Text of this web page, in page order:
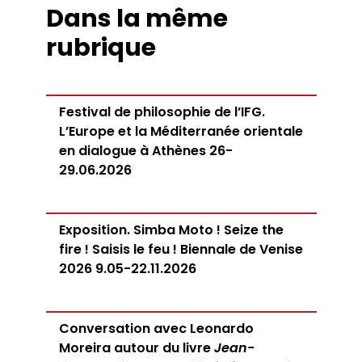
Dans la même
rubrique
Festival de philosophie de l’IFG.
L’Europe et la Méditerranée orientale
en dialogue à Athènes 26-
29.06.2026
Exposition. Simba Moto ! Seize the
fire ! Saisis le feu ! Biennale de Venise
2026 9.05-22.11.2026
Conversation avec Leonardo
Moreira autour du livreJean-